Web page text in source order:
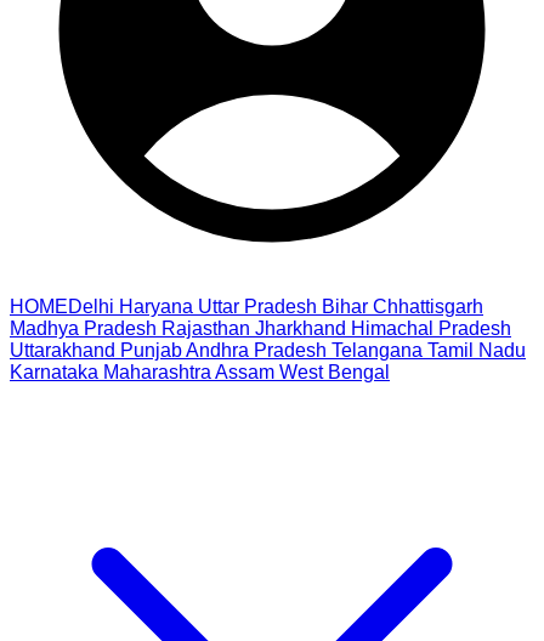
HOMEDelhi Haryana Uttar Pradesh Bihar Chhattisgarh
Madhya Pradesh Rajasthan Jharkhand Himachal Pradesh
Uttarakhand PunjabAndhra Pradesh Telangana Tamil Nadu
Karnataka Maharashtra Assam West Bengal